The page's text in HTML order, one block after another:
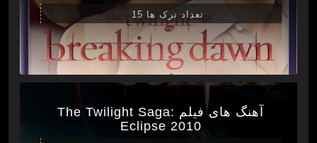
تعداد ترک ها 15
آهنگ های فیلم The Twilight Saga:
Eclipse 2010